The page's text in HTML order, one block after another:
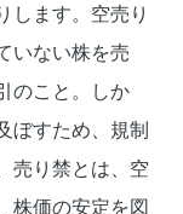
します。空売り
いない株を売
のこと。しか
ぼすため、規制
売り禁とは、空
株価の安定を図